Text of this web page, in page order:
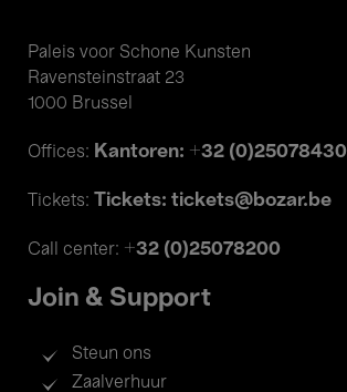
Paleis voor Schone Kunsten
Ravensteinstraat 23
1000 Brussel
Offices: Kantoren: +32 (0)25078430
Tickets: Tickets: tickets@bozar.be
Call center: +32 (0)25078200
Join & Support
Steun ons
Zaalverhuur